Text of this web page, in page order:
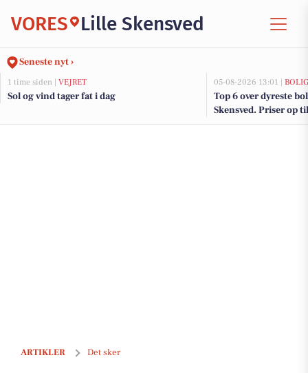
VORES Lille Skensved
Seneste nyt ›
1 time siden | VEJRET
Sol og vind tager fat i dag
05-08-2026 13:01 |
Top 6 over dyreste
Skensved. Priser op
ARTIKLER Det sker
Vær med til at skabe håb gennem Folkekirkens Nødhjælps